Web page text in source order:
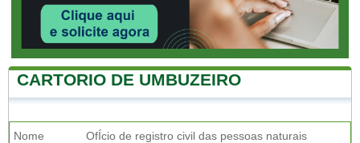
CARTORIO DE UMBUZEIRO
Nome OfÍcio de registro civil das pessoas naturais